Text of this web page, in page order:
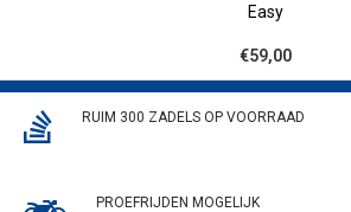
Easy
€59,00
RUIM 300 ZADELS OP VOORRAAD
PROEFRIJDEN MOGELIJK